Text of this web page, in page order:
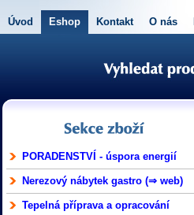
Úvod Eshop Kontakt O nás
PORADENSTVÍ - úspora energií
Nerezový nábytek gastro (⇒ web)
Tepelná příprava a opracování